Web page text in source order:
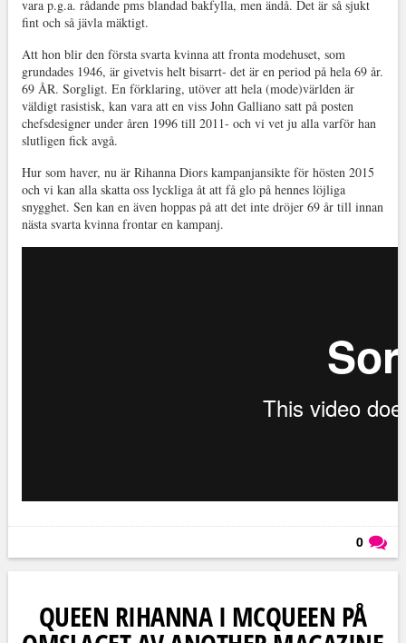
vara p.g.a. rådande pms blandad bakfylla, men ändå. Det är så sjukt
fint och så jävla mäktigt.
Att hon blir den första svarta kvinna att fronta modehuset, som
grundades 1946, är givetvis helt bisarrt- det är en period på hela 69 år.
69 ÅR. Sorgligt. En förklaring, utöver att hela (mode)världen är
väldigt rasistisk, kan vara att en viss John Galliano satt på posten
chefsdesigner under åren 1996 till 2011- och vi vet ju alla varför han
slutligen fick avgå.
Hur som haver, nu är Rihanna Diors kampanjansikte för hösten 2015
och vi kan alla skatta oss lyckliga åt att få glo på hennes löjliga
snygghet. Sen kan en även hoppas på att det inte dröjer 69 år till innan
nästa svarta kvinna frontar en kampanj.
0
QUEEN RIHANNA I MCQUEEN PÅ